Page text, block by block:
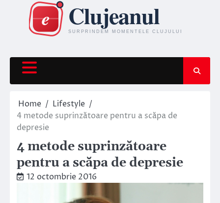
content
Home
Lifestyle
4 metode suprinzătoare pentru a scăpa de
depresie
4 metode suprinzătoare
pentru a scăpa de depresie
12 octombrie 2016